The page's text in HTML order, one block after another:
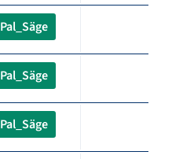
Pal_Säge
Pal_Säge
Pal_Säge